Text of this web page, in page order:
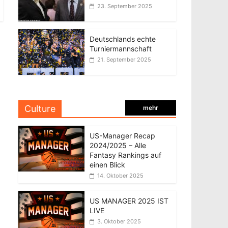
23. September 2025
Deutschlands echte
Turniermannschaft
21. September 2025
Culture mehr
US-Manager Recap
2024/2025 – Alle
Fantasy Rankings auf
einen Blick
14. Oktober 2025
US MANAGER 2025 IST
LIVE
3. Oktober 2025